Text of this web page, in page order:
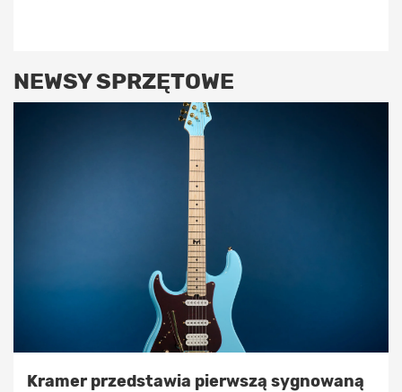
NEWSY SPRZĘTOWE
Kramer przedstawia pierwszą sygnowaną